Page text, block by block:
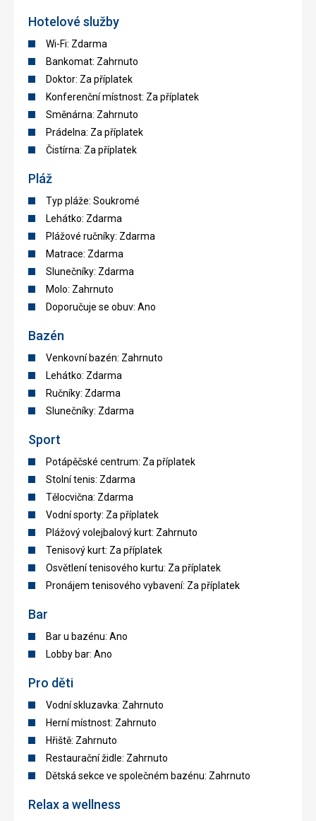
Hotelové služby
Wi-Fi: Zdarma
Bankomat: Zahrnuto
Doktor: Za příplatek
Konferenční místnost: Za příplatek
Směnárna: Zahrnuto
Prádelna: Za příplatek
Čistírna: Za příplatek
Pláž
Typ pláže: Soukromé
Lehátko: Zdarma
Plážové ručníky: Zdarma
Matrace: Zdarma
Slunečníky: Zdarma
Molo: Zahrnuto
Doporučuje se obuv: Ano
Bazén
Venkovní bazén: Zahrnuto
Lehátko: Zdarma
Ručníky: Zdarma
Slunečníky: Zdarma
Sport
Potápěčské centrum: Za příplatek
Stolní tenis: Zdarma
Tělocvična: Zdarma
Vodní sporty: Za příplatek
Plážový volejbalový kurt: Zahrnuto
Tenisový kurt: Za příplatek
Osvětlení tenisového kurtu: Za příplatek
Pronájem tenisového vybavení: Za příplatek
Bar
Bar u bazénu: Ano
Lobby bar: Ano
Pro děti
Vodní skluzavka: Zahrnuto
Herní místnost: Zahrnuto
Hřiště: Zahrnuto
Restaurační židle: Zahrnuto
Dětská sekce ve společném bazénu: Zahrnuto
Relax a wellness